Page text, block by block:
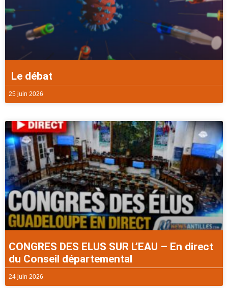
Le débat
25 juin 2026
CONGRES DES ELUS SUR L’EAU – En direct
du Conseil départemental
24 juin 2026